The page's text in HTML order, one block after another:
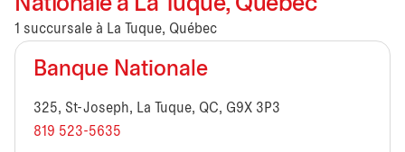
1 succursale à La Tuque, Québec
Banque Nationale
325, St-Joseph, La Tuque, QC, G9X 3P3
819 523-5635